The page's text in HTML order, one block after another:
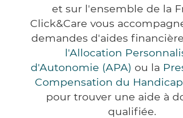
et sur l'ensemble de la
Click&Care vous
demandes d'aides
l'Allocation
d'Autonomie (APA) ou la
Compensation du Handicap
pour trouver une aide à
qualifiée.